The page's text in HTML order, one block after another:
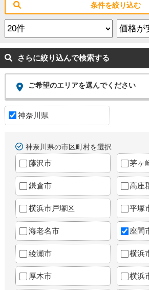
条件を絞り込む
さらに絞り込んで検索する
ご希望のエリアを選んでください
神奈川県
神奈川県の市区町村を選択
藤沢市 茅ヶ
鎌倉市 高座
横浜市戸塚区 平塚
海老名市 座間
綾瀬市 横浜
厚木市 横浜